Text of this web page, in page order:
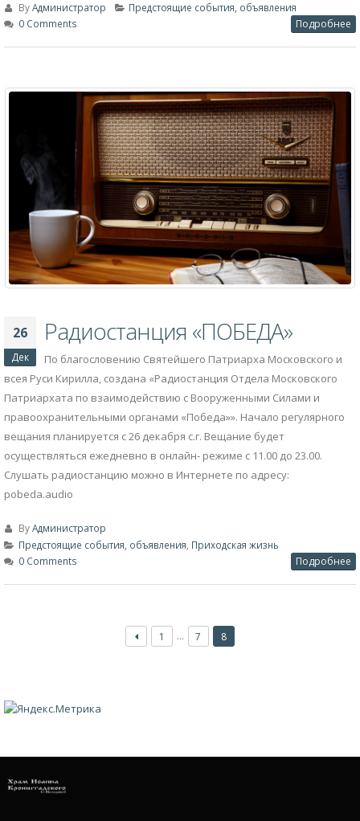
ByАдминистратор
Предстоящие события, объявления
0 Comments
Подробнее
26
Дек
Радиостанция «ПОБЕДА»
По благословению Святейшего Патриарха Московского и
всея Руси Кирилла, создана «Радиостанция Отдела Московского
Патриархата по взаимодействию с Вооруженными Силами и
правоохранительными органами «Победа»». Начало регулярного
вещания планируется с 26 декабря с.г. Вещание будет
осуществляться ежедневно в онлайн- режиме с 11.00 до 23.00.
Слушать радиостанцию можно в Интернете по адресу:
pobeda.audio
ByАдминистратор
Предстоящие события, объявления Приходская жизнь
0 Comments
Подробнее
1 … 7 8